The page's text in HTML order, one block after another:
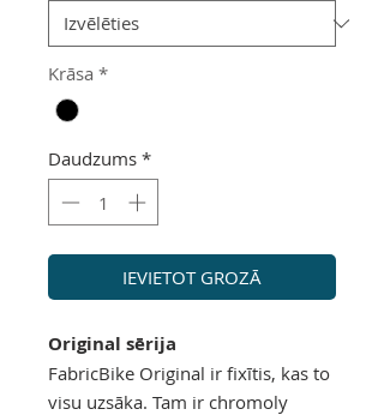
Krāsa *
Daudzums *
IEVIETOT GROZĀ
Original sērija
FabricBike Original ir fixītis, kas to
visu uzsāka. Tam ir chromoly